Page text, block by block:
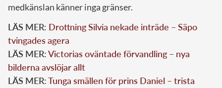
medkänslan känner inga gränser.
LÄS MER: Drottning Silvia nekade inträde – Säpo
tvingades agera
LÄS MER:Victorias oväntade förvandling – nya
bilderna avslöjar allt
LÄS MER:Tunga smällen för prins Daniel – trista